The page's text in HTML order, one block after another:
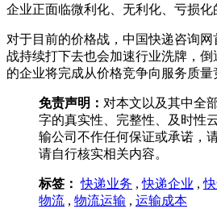
企业正面临微利化、无利化、亏损化
对于目前的价格战，中国快递咨询
战持续打下去也会加速行业洗牌，
的企业将完成从价格竞争向服务质量
免责声明： 对本文以及其中全
字的真实性、完整性、及时性
输公司不作任何保证或承诺，
请自行核实相关内容。
标签： 快递业务 ,快递企业 ,
物流 , 物流运输 , 运输成本